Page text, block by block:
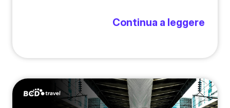
Continua a leggere